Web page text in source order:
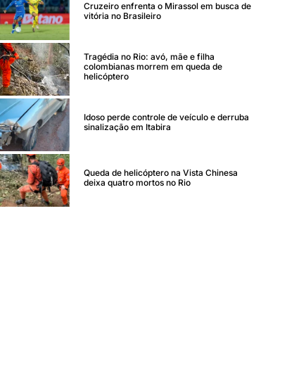
Cruzeiro enfrenta o Mirassol em busca de
vitória no Brasileiro
Tragédia no Rio: avó, mãe e filha
colombianas morrem em queda de
helicóptero
Idoso perde controle de veículo e derruba
sinalização em Itabira
Queda de helicóptero na Vista Chinesa
deixa quatro mortos no Rio